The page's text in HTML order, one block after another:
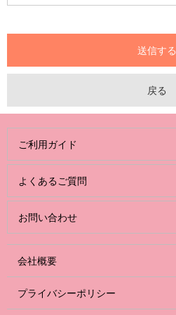
ご利用ガイド
よくあるご質問
お問い合わせ
会社概要
プライバシーポリシー